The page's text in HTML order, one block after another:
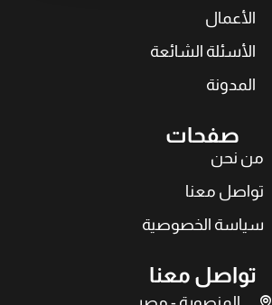
الأعمال
الأسئلة الشائعة
المدونة
صفحات
من نحن
تواصل معنا
سياسة الخصوصية
تواصل معنا